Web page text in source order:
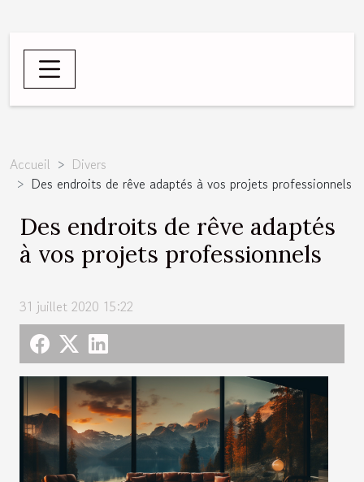
Accueil
Divers
Des endroits de rêve adaptés à vos projets professionnels
Des endroits de rêve adaptés
à vos projets professionnels
31 juillet 2020 15:22